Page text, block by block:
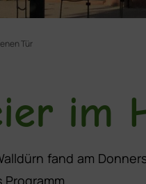
Tür
im
fand am